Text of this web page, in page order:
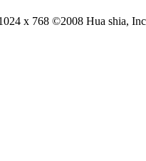
x 768 ©2008 Hua shia,